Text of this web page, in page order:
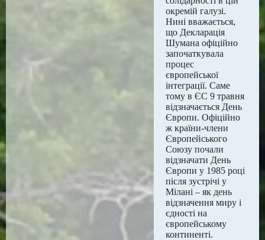
окремій галузі.
Нині вважається,
що Декларація
Шумана офіційно
започаткувала
процес
європейської
інтеграції. Саме
тому в ЄС 9 травня
відзначається День
Європи. Офіційно
ж країни-члени
Європейського
Союзу почали
відзначати День
Європи у 1985 році
після зустрічі у
Мілані – як день
відзначення миру і
єдності на
європейському
континенті.